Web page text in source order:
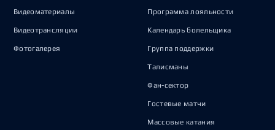
Видеоматериалы
Видеотрансляции
Фотогалерея
Программа лояльности
Календарь болельщика
Группа поддержки
Талисманы
Фан-сектор
Гостевые матчи
Массовые катания